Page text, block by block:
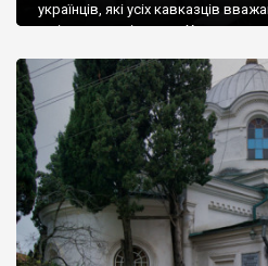
українців, які усіх кавказців
є відданими вірянами Христа